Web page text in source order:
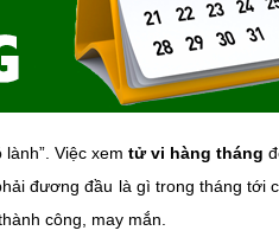
Việc xem tử vi hàng tháng
đương đầu là gì trong tháng tới
công, may mắn.